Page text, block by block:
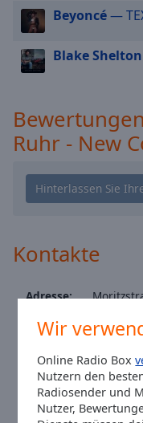
Wir
Online Radio Box
Nutzern den
Radiosender und
Nutzer,
Opacity
Caption
Color
Edge
Family
Beyoncé—
Blake Shelton
Ruhr - New
Kontakte
Adresse:
Telefon:
+49 202
Website:
Email:
Facebook:
Instagram: